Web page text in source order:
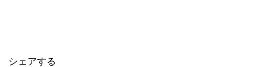
シェアする